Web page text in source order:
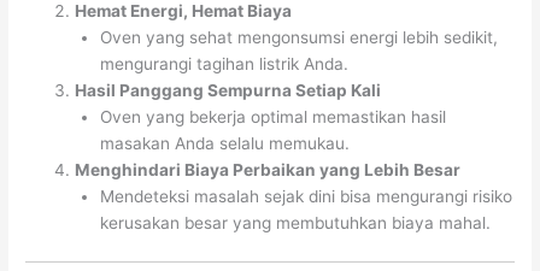
Hemat Energi, Hemat Biaya
Oven yang sehat mengonsumsi energi lebih sedikit,
mengurangi tagihan listrik Anda.
Hasil Panggang Sempurna Setiap Kali
Oven yang bekerja optimal memastikan hasil
masakan Anda selalu memukau.
Menghindari Biaya Perbaikan yang Lebih Besar
Mendeteksi masalah sejak dini bisa mengurangi risiko
kerusakan besar yang membutuhkan biaya mahal.